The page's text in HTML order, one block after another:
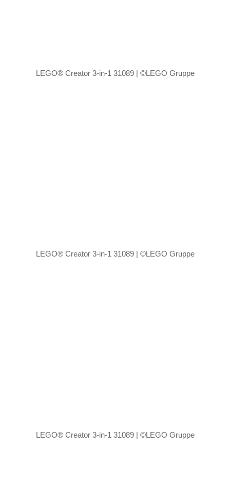
LEGO® Creator 3-in-1 31089 | ©LEGO Gruppe
LEGO® Creator 3-in-1 31089 | ©LEGO Gruppe
LEGO® Creator 3-in-1 31089 | ©LEGO Gruppe